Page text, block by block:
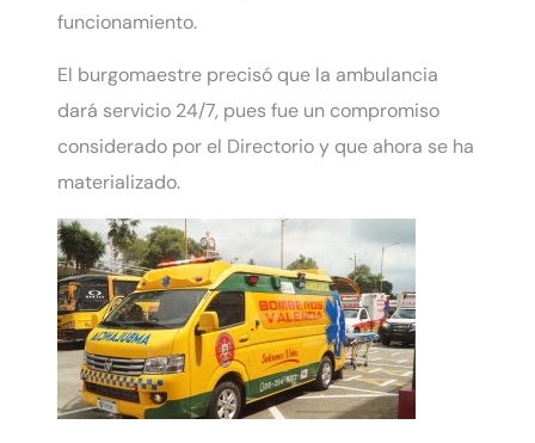
funcionamiento.
El burgomaestre precisó que la ambulancia
dará servicio 24/7, pues fue un compromiso
considerado por el Directorio y que ahora se ha
materializado.